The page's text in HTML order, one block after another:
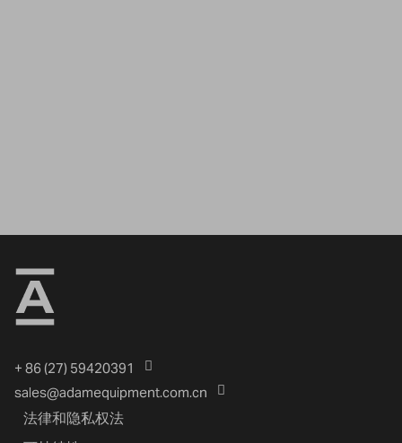
+ 86 (27) 59420391
sales@adamequipment.com.cn
法律和隐私权法